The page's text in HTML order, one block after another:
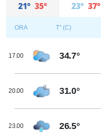
21° 35° 23° 37°
ORA T° (C)
17.00 34.7°
20.00 31.0°
23.00 26.5°